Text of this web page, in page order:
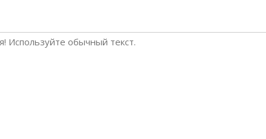
Используйте обычный текст.